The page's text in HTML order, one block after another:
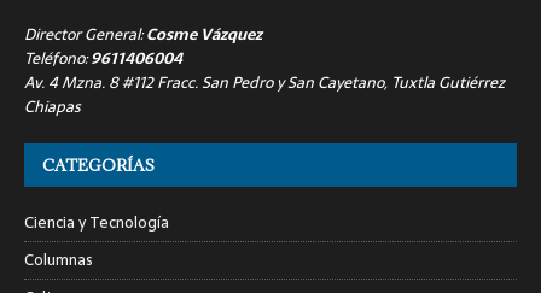
Director General:Cosme Vázquez
Teléfono:9611406004
Av. 4 Mzna. 8 #112 Fracc. San Pedro y San Cayetano, Tuxtla Gutiérrez
Chiapas
CATEGORÍAS
Ciencia y Tecnología
Columnas